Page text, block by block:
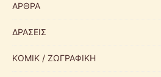
ΑΡΘΡΑ
ΔΡΑΣΕΙΣ
ΚΟΜΙΚ / ΖΩΓΡΑΦΙΚΗ